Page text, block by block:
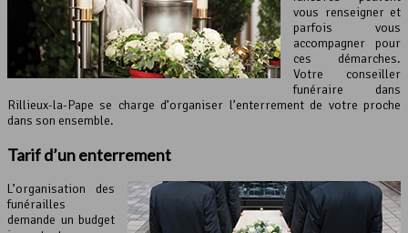
vous renseigner et
parfois vous
accompagner pour
ces démarches.
Votre conseiller
funéraire dans
Rillieux-la-Pape se charge d’organiser l’enterrement de votre proche
dans son ensemble.
Tarif d’un enterrement
L’organisation des
funérailles
demande un budget